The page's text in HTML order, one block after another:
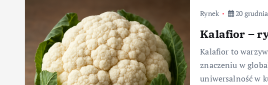
Rynek 20
Kalafior –
Kalafior to
znaczeniu w
uniwersalność w